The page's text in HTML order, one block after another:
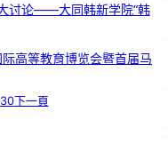
讨论——大同韩新学院“韩
高等教育博览会暨首届马
30下一頁